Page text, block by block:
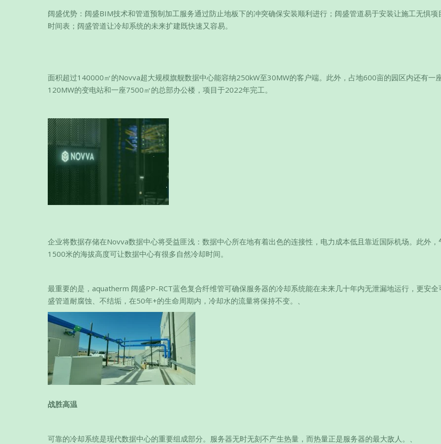
阔盛优势：阔盛BIM技术和管道预制加工服务通过防止地板下的冲突确保安装顺利进行；阔盛管道易于安装让施工无惧项
时间表；阔盛管道让冷却系统的未来扩建既快速又容易。
面积超过140000㎡的Novva超大规模旗舰数据中心能容纳250kW至30MW的客户端。此外，占地600亩的园区内还有一
120MW的变电站和一座7500㎡的总部办公楼，项目于2022年完工。
企业将数据存储在Novva数据中心将受益匪浅：数据中心所在地有着出色的连接性，电力成本低且靠近国际机场。此外，
1500米的海拔高度可让数据中心有很多自然冷却时间。
最重要的是，aquatherm 阔盛PP-RCT蓝色复合纤维管可确保服务器的冷却系统能在未来几十年内无泄漏地运行，更安全
盛管道耐腐蚀、不结垢，在50年+的生命周期内，冷却水的流量将保持不变。、
战胜高温
可靠的冷却系统是现代数据中心的重要组成部分。服务器无时无刻不产生热量，而热量正是服务器的最大敌人。、